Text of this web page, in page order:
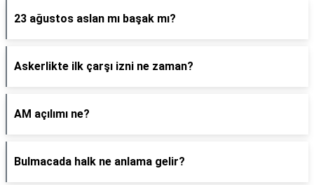
23 ağustos aslan mı başak mı?
Askerlikte ilk çarşı izni ne zaman?
AM açılımı ne?
Bulmacada halk ne anlama gelir?